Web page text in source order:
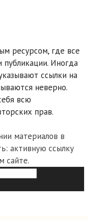
ресурсом, где все
публикации. Иногда
ссылки на
неверно.
всю
прав.
материалов в
активную ссылку
сайте.